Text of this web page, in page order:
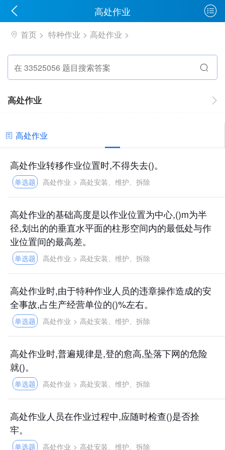
高处作业
首页 特种作业 高处作业
高处作业
高处作业
高处作业转移作业位置时,不得失去()。
单选题 高处作业 > 高处安装、维护、拆除
高处作业的基础高度是以作业位置为中心,()m为半
径,划出的的垂直水平面的柱形空间内的最低处与作
业位置间的最高差。
单选题 高处作业 > 高处安装、维护、拆除
高处作业时,由于特种作业人员的违章操作造成的安
全事故,占生产经营单位的()%左右。
单选题 高处作业 > 高处安装、维护、拆除
高处作业时,普遍规律是,登的愈高,坠落下网的危险
就()。
单选题 高处作业 > 高处安装、维护、拆除
高处作业人员在作业过程中,应随时检查()是否拴
牢。
单选题 高处作业 > 高处安装、维护、拆除